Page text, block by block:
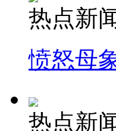
热点新
愤怒母
热点新